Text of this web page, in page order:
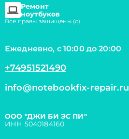
Ремонт
ноутбуков
Все правы защищены (с)
Ежедневно, с 10:00 до 20:00
+74951521490
info@notebookfix-repair.ru
ООО "ДЖИ БИ ЭС ПИ"
ИНН 5040184160